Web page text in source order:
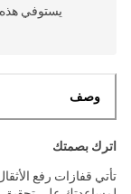
يستوفي
وصف
اترك بصمتك
تأتي قفازات رفع